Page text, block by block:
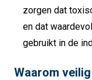
zorgen dat
en dat
gebruikt in de
Waarom